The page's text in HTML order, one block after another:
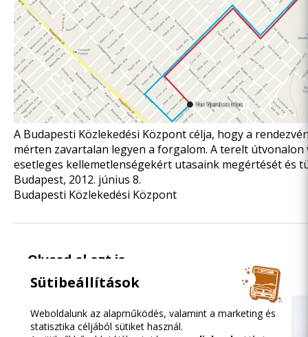
A Budapesti Közlekedési Központ célja, hogy a
mérten zavartalan legyen a forgalom. A terelt útvonalon
esetleges kellemetlenségekért utasaink megértését és
Budapest, 2012. június 8.
Budapesti Közlekedési Központ
Olvasd el ezt is
Sütibeállítások
Weboldalunk az alapműködés, valamint a marketing és
statisztika céljából sütiket használ.